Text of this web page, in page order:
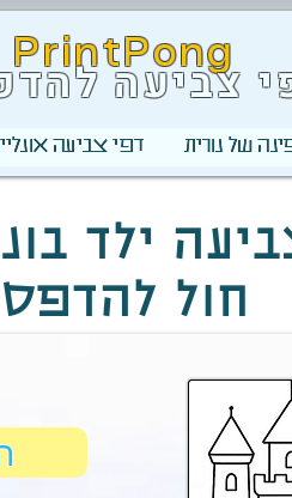
PrintPong
צביעה
של נורית דפי צביעה אונליין
ילד
חול